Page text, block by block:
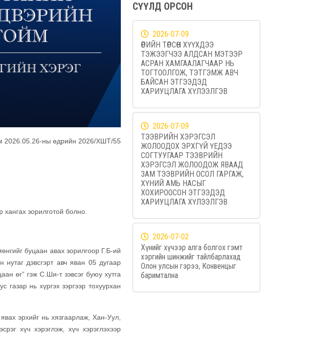
2026.05.26-ны өдрийн 2026/ХШТ/55
зорилготой болно.
буцаан авах зорилгоор Г.Б-ий
дэвсгэрт авч яван 05 дугаар
өг” гэж С.Ши-т зэвсэг буюу хутга
газар нь хүргэх зэргээр тохуурхан
эрхийг нь хязгаарлаж, Хан-Уул,
хүч хэрэглэж, хүч хэрэглэхээр
СҮҮЛД ОРСОН
2026-07-09
ӨӨРИЙН ТӨРСӨН ХҮҮХДЭЭ
ТЭЖЭЭГЧЭЭ АЛДСАН МЭТЭЭР
АСРАН ХАМГААЛАГЧААР НЬ
ТОГТООЛГОЖ, ТЭТГЭМЖ АВЧ
БАЙСАН ЭТГЭЭДЭД
ХАРИУЦЛАГА ХҮЛЭЭЛГЭВ
2026-07-09
ТЭЭВРИЙН ХЭРЭГСЭЛ
ЖОЛООДОХ ЭРХГҮЙ ҮЕДЭЭ
СОГТУУГААР ТЭЭВРИЙН
ХЭРЭГСЭЛ ЖОЛООДОЖ ЯВААД
ЗАМ ТЭЭВРИЙН ОСОЛ ГАРГАЖ,
ХҮНИЙ АМЬ НАСЫГ
ХОХИРООСОН ЭТГЭЭДЭД
ХАРИУЦЛАГА ХҮЛЭЭЛГЭВ
2026-07-02
Хүнийг хүчээр алга болгох гэмт
хэргийн шинжийг тайлбарлахад
Олон улсын гэрээ, Конвенцыг
баримтална